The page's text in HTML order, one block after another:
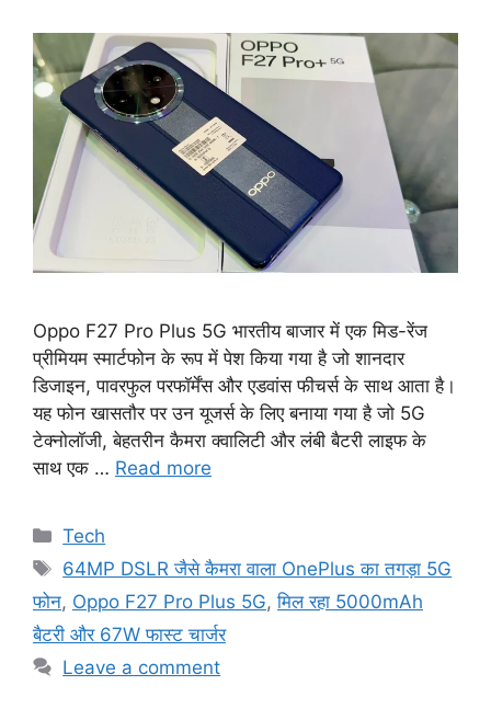
Oppo F27 Pro Plus 5G भारतीय बाजार में एक मिड-रेंज
प्रीमियम स्मार्टफोन के रूप में पेश किया गया है जो शानदार
डिजाइन, पावरफुल परफॉर्मेंस और एडवांस फीचर्स के साथ आता है।
यह फोन खासतौर पर उन यूजर्स के लिए बनाया गया है जो 5G
टेक्नोलॉजी, बेहतरीन कैमरा क्वालिटी और लंबी बैटरी लाइफ के
साथ एक … Read more
Categories
Tech
Tags
64MP DSLR जैसे कैमरा वाला OnePlus का तगड़ा 5G
फोन, Oppo F27 Pro Plus 5G,मिल रहा 5000mAh
बैटरी और 67W फास्ट चार्जर
Leave a comment